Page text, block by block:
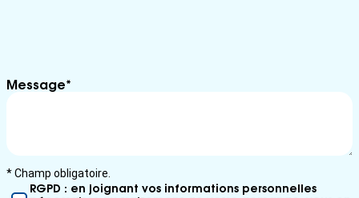
Message*
* Champ obligatoire.
RGPD : en joignant vos informations personnelles